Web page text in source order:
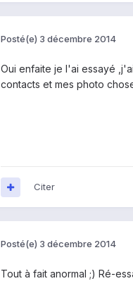
Posté(e) 3 décembre 2014
Oui enfaite je l'ai essayé
contacts et mes photo
Citer
Posté(e) 3 décembre 2014
Tout à fait anormal ;) Ré-